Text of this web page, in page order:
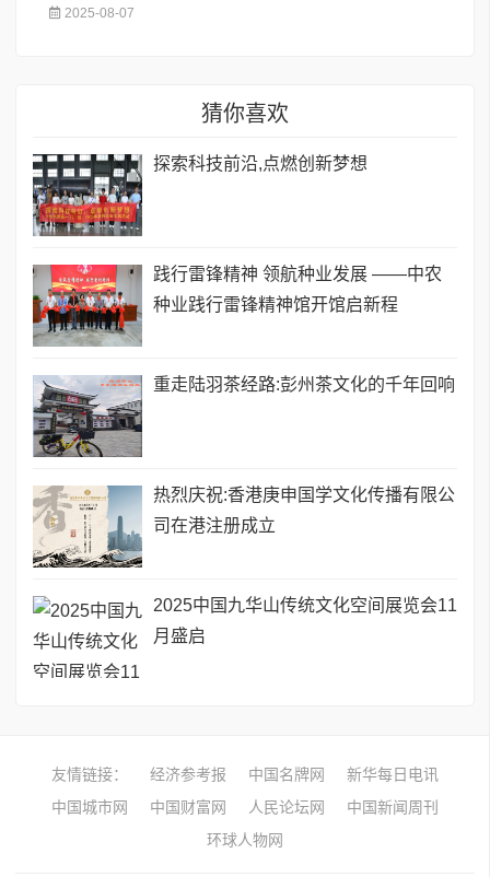
2025-08-07
猜你喜欢
探索科技前沿,点燃创新梦想
践行雷锋精神 领航种业发展 ——中农
种业践行雷锋精神馆开馆启新程
重走陆羽茶经路:彭州茶文化的千年回响
热烈庆祝:香港庚申国学文化传播有限公
司在港注册成立
2025中国九华山传统文化空间展览会11
月盛启
友情链接： 经济参考报 中国名牌网
新华每日电讯
中国城市网
中国财富网 人民论坛网
中国新闻周刊
环球人物网